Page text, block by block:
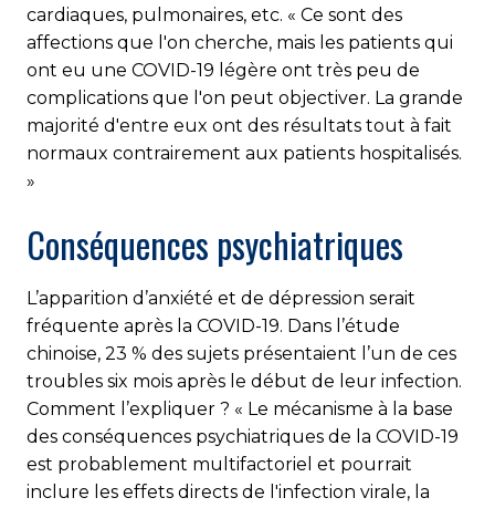
cardiaques, pulmonaires, etc. « Ce sont des
affections que l'on cherche, mais les patients qui
ont eu une COVID-19 légère ont très peu de
complications que l'on peut objectiver. La grande
majorité d'entre eux ont des résultats tout à fait
normaux contrairement aux patients hospitalisés.
»
Conséquences psychiatriques
L’apparition d’anxiété et de dépression serait
fréquente après la COVID-19. Dans l’étude
chinoise, 23 % des sujets présentaient l’un de ces
troubles six mois après le début de leur infection.
Comment l’expliquer ? « Le mécanisme à la base
des conséquences psychiatriques de la COVID-19
est probablement multifactoriel et pourrait
inclure les effets directs de l'infection virale, la